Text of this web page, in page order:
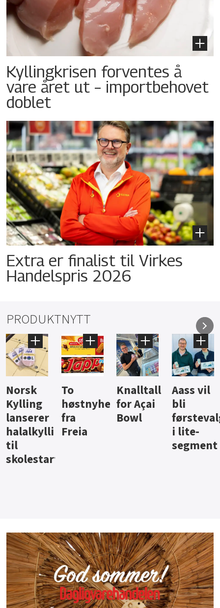
Kyllingkrisen forventes å
vare året ut – importbehovet
doblet
Extra er finalist til Virkes
Handelspris 2026
PRODUKTNYTT
Knalltall
for Açai
Bowl
Aass vil
bli
førstevalg
i lite-
Brus og
jus fra
Berentsen
Hard
iste fra
Hansa